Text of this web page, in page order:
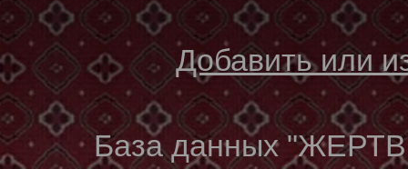
Добавить или
База данных